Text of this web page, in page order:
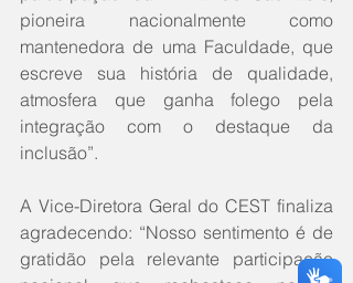
pioneira nacionalmente como
mantenedora de uma Faculdade, que
escreve sua história de qualidade,
atmosfera que ganha folego pela
integração com o destaque da
inclusão”.
A Vice-Diretora Geral do CEST finaliza
agradecendo: “Nosso sentimento é de
gratidão pela relevante participação